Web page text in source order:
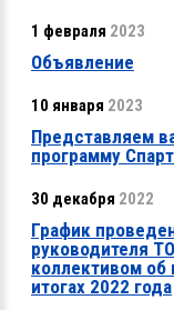
1 февраля 2023
Объявление
10 января 2023
Представляем
программу
30 декабря 2022
График
руководителя
коллективом об
итогах 2022 года